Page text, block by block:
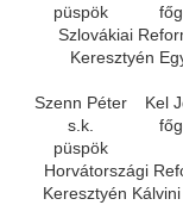
püspök
Szlovákiai
Keresztyén
Szenn Péter
s.k.
püspök
Kel
Horvátországi
Keresztyén